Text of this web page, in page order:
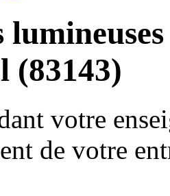
(83143)
votre
de votre